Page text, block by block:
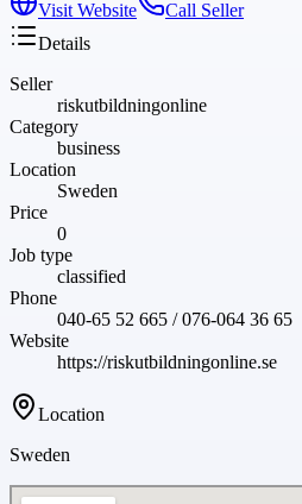
Visit Website
Call Seller
Details
Seller
riskutbildningonline
Category
business
Location
Sweden
Price
0
Job type
classified
Phone
040-65 52 665 / 076-064 36 65
Website
https://riskutbildningonline.se
Location
Sweden